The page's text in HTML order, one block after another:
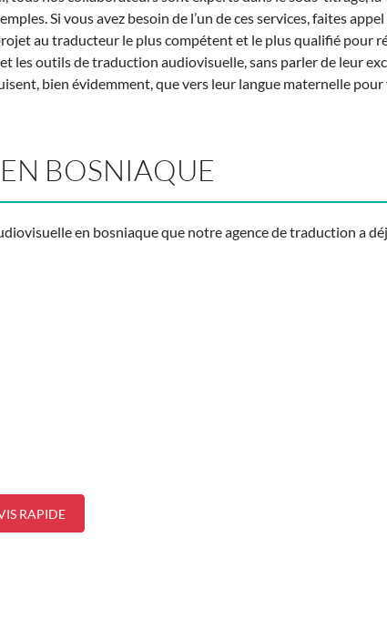
Si vous avez besoin de l’un de ces services, faites appel
au traducteur le plus compétent et le plus qualifié pour
les outils de traduction audiovisuelle, sans parler de leur
bien évidemment, que vers leur langue maternelle pour
BOSNIAQUE
en bosniaque que notre agence de traduction a
RAPIDE